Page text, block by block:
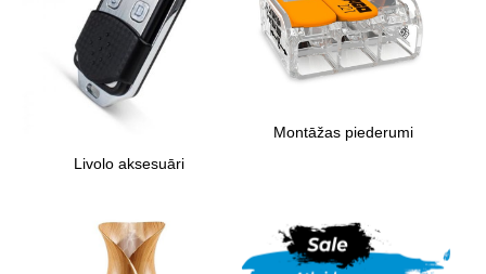
Livolo aksesuāri
Montāžas piederumi